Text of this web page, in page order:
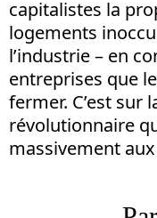
capitalistes la
logements
l’industrie – en
entreprises que
fermer. C’est sur
révolutionnaire
massivement